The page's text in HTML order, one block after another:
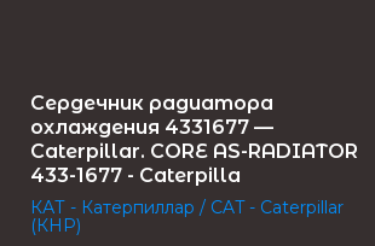
Сердечник радиатора
охлаждения 4331677 —
Caterpillar. CORE AS-RADIATOR
433-1677 - Caterpilla
КАТ - Катерпиллар / CAT - Caterpillar
(КНР)